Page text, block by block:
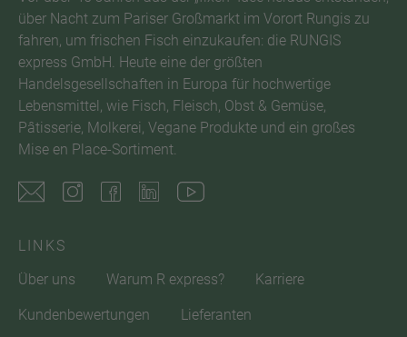
über Nacht zum Pariser Großmarkt im Vorort Rungis zu
fahren, um frischen Fisch einzukaufen: die RUNGIS
express GmbH. Heute eine der größten
Handelsgesellschaften in Europa für hochwertige
Lebensmittel, wie Fisch, Fleisch, Obst & Gemüse,
Pâtisserie, Molkerei, Vegane Produkte und ein großes
Mise en Place-Sortiment.
LINKS
Über uns
Warum R express? Karriere
Kundenbewertungen Lieferanten